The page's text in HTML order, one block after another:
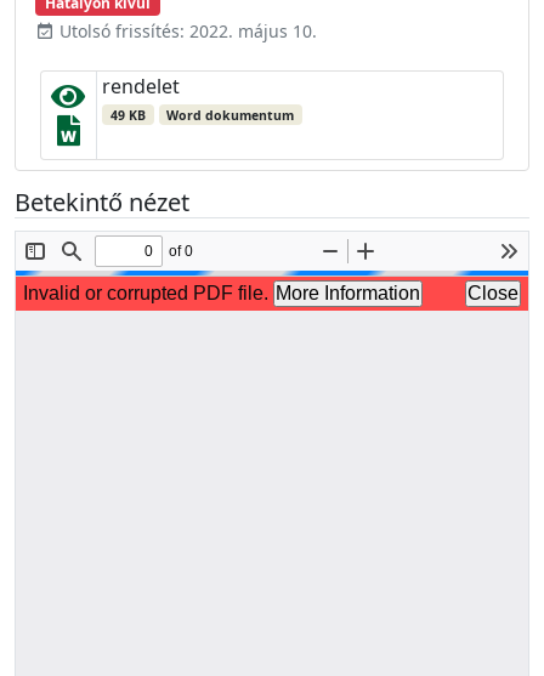
event_available Utolsó frissítés: 2022. május 10.
rendelet
49 KB Word dokumentum
Betekintő nézet